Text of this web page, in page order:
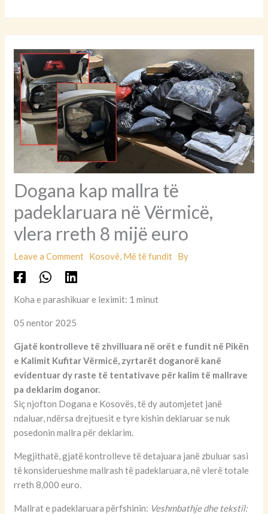
Dogana kap mallra të
padeklaruara në Vërmicë,
vlera rreth 8 mijë euro
Leave a Comment Kosovë, Më të fundit By
Koha e parashikuar e leximit: 1 minut
05 nentor 2025
Gjatë kontrolleve të zhvilluara në orët e fundit në Pikën
e Kalimit Kufitar Vërmicë, zyrtarët doganorë kanë
evidentuar dy raste të tentativave për kalim të mallrave
pa deklarim doganor.
Siç njofton Dogana e Kosovës, të dy automjetet janë
ndaluar, ndërsa drejtuesit e tyre kishin deklaruar se nuk
posedonin mallra për deklarim.
Megjithatë, gjatë kontrolleve të detajuara janë zbuluar sasi
të konsiderueshme mallrash të padeklaruara, në vlerë totale
rreth 8,000 euro.
Mallrat e padeklaruara përfshinin: Veshmbathje dhe tekstil: